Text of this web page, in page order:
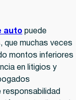
auto puede
que muchas veces
montos inferiores
en litigios y